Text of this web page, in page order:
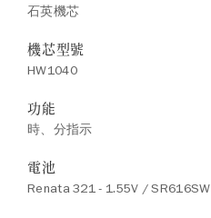
石英機芯
機芯型號
HW1040
功能
時、分指示
電池
Renata 321 - 1.55V / SR616SW